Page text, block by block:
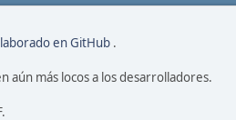
en GitHub .
más locos a los desarrolladores.